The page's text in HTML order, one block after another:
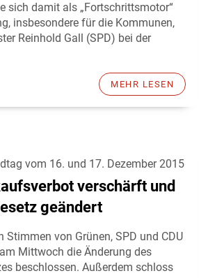
sich damit als „Fortschrittsmotor“
insbesondere für die Kommunen,
Reinhold Gall (SPD) bei der
MEHR LESEN
vom 16. und 17. Dezember 2015
verschärft und
geändert
Stimmen von Grünen, SPD und CDU
Mittwoch die Änderung des
beschlossen. Außerdem schloss